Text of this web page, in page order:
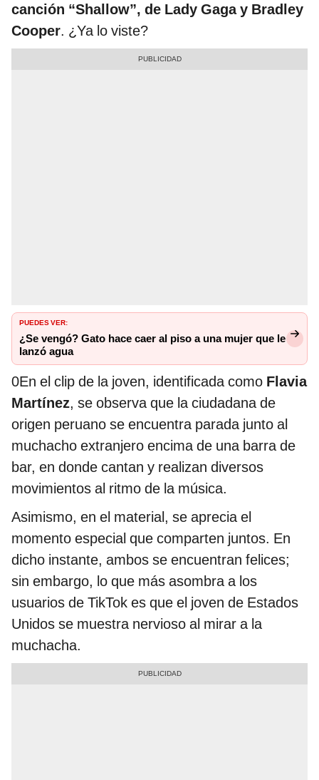
canción “Shallow”, de Lady Gaga y Bradley
Cooper. ¿Ya lo viste?
PUEDES VER:
¿Se vengó? Gato hace caer al piso a una mujer que le
lanzó agua
0En el clip de la joven, identificada como Flavia
Martínez, se observa que la ciudadana de
origen peruano se encuentra parada junto al
muchacho extranjero encima de una barra de
bar, en donde cantan y realizan diversos
movimientos al ritmo de la música.
Asimismo, en el material, se aprecia el
momento especial que comparten juntos. En
dicho instante, ambos se encuentran felices;
sin embargo, lo que más asombra a los
usuarios de TikTok es que el joven de Estados
Unidos se muestra nervioso al mirar a la
muchacha.